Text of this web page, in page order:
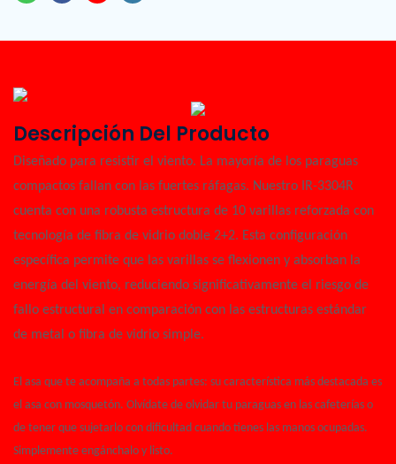
Descripción Del Producto
Diseñado para resistir el viento. La mayoría de los paraguas
compactos fallan con las fuertes ráfagas. Nuestro IR-3304R
cuenta con una robusta estructura de 10 varillas reforzada con
tecnología de fibra de vidrio doble 2+2. Esta configuración
específica permite que las varillas se flexionen y absorban la
energía del viento, reduciendo significativamente el riesgo de
fallo estructural en comparación con las estructuras estándar
de metal o fibra de vidrio simple.
El asa que te acompaña a todas partes: su característica más destacada es
el asa con mosquetón. Olvídate de olvidar tu paraguas en las cafeterías o
de tener que sujetarlo con dificultad cuando tienes las manos ocupadas.
Simplemente engánchalo y listo.